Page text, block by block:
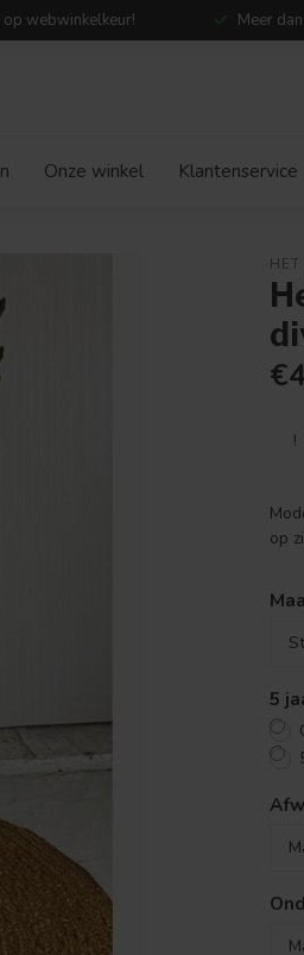
op webwinkelkeur! Meer
Onze winkel Klantenservice
HET
!
op
5